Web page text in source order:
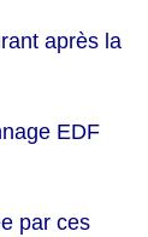
après la
EDF
par ces